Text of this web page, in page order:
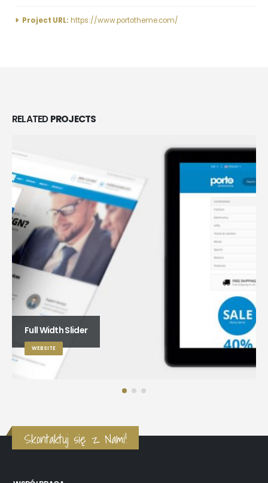
Project URL: https://www.portotheme.com/
RELATEDPROJECTS
Full Width Slider
WEBSITE
Skontaktuj się z Nami!